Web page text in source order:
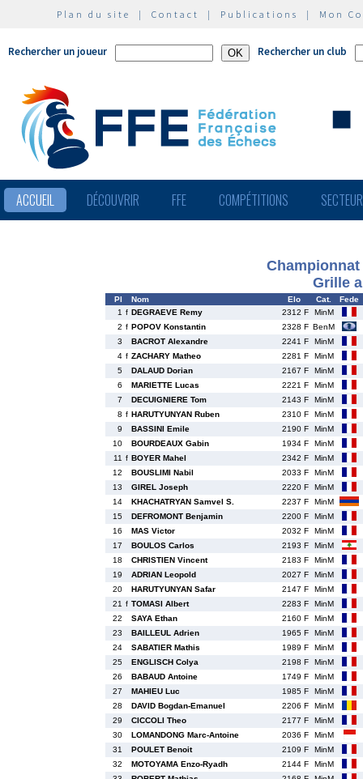
Plan du site | Contact | Publications | Mon
Rechercher un joueur Rechercher un club
ACCUEIL DÉCOUVRIR FFE COMPÉTITIONS
Championnat
Grille
Pl Nom Elo Cat.
Fede
1 f DEGRAEVE Remy 2312 F
MinM
2 f POPOV Konstantin 2328 F BenM
3
BACROT Alexandre 2241 F
MinM
4 f ZACHARY Matheo 2281 F
MinM
5
DALAUD Dorian 2167 F
MinM
6
MARIETTE Lucas 2221 F
MinM
7
DECUIGNIERE Tom 2143 F
MinM
8 f HARUTYUNYAN Ruben 2310 F
MinM
9
BASSINI Emile 2190 F
MinM
10
BOURDEAUX Gabin 1934 F
MinM
11 f BOYER Mahel 2342 F
MinM
12
BOUSLIMI Nabil 2033 F
MinM
13
GIREL Joseph 2220 F
MinM
14
KHACHATRYAN Samvel S. 2237 F
MinM
15
DEFROMONT Benjamin 2200 F
MinM
16
MAS Victor 2032 F
MinM
17
BOULOS Carlos 2193 F
MinM
18
CHRISTIEN Vincent 2183 F
MinM
19
ADRIAN Leopold 2027 F
MinM
20
HARUTYUNYAN Safar 2147 F
MinM
21 f TOMASI Albert 2283 F
MinM
22
SAYA Ethan 2160 F
MinM
23
BAILLEUL Adrien 1965 F
MinM
24
SABATIER Mathis 1989 F
MinM
25
ENGLISCH Colya 2198 F
MinM
26
BABAUD Antoine 1749 F
MinM
27
MAHIEU Luc 1985 F
MinM
28
DAVID Bogdan-Emanuel 2206 F
MinM
29
CICCOLI Theo 2177 F
MinM
30
LOMANDONG Marc-Antoine 2036 F
MinM
31
POULET Benoit 2109 F
MinM
32
MOTOYAMA Enzo-Ryadh 2144 F
MinM